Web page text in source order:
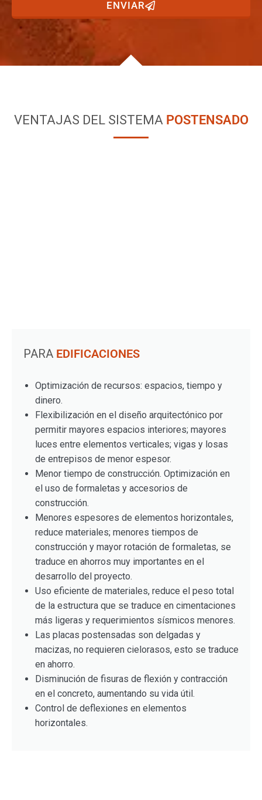
ENVIAR
VENTAJAS DEL SISTEMA POSTENSADO
PARA EDIFICACIONES
Optimización de recursos: espacios, tiempo y
dinero.
Flexibilización en el diseño arquitectónico por
permitir mayores espacios interiores; mayores
luces entre elementos verticales; vigas y losas
de entrepisos de menor espesor.
Menor tiempo de construcción. Optimización en
el uso de formaletas y accesorios de
construcción.
Menores espesores de elementos horizontales,
reduce materiales; menores tiempos de
construcción y mayor rotación de formaletas, se
traduce en ahorros muy importantes en el
desarrollo del proyecto.
Uso eficiente de materiales, reduce el peso total
de la estructura que se traduce en cimentaciones
más ligeras y requerimientos sísmicos menores.
Las placas postensadas son delgadas y
macizas, no requieren cielorasos, esto se traduce
en ahorro.
Disminución de fisuras de flexión y contracción
en el concreto, aumentando su vida útil.
Control de deflexiones en elementos
horizontales.